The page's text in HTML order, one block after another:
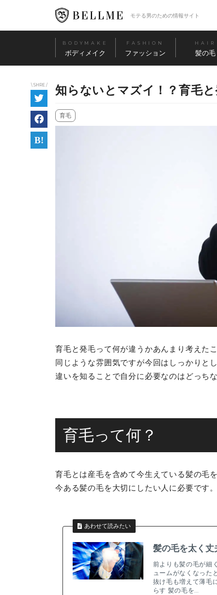
モテる男のための情報サイト
BODYMAKE
ボディメイク
FASHION
ファッション
HAIR
髪の毛
知らないとマズイ！？育毛
育毛
育毛と発毛って何が違うかあんまり考えた
同じような雰囲気ですが今回はしっかりと
違いを知ることで自分に必要なのはどっち
育毛って何？
育毛とは産毛を含めて今生えている髪の毛
今ある髪の毛を大切にしたい人に必要です
あわせて読みたい
髪の毛を太く丈
前よりも髪の毛が細
ュームがなくなった
抜け毛も増えて薄毛
らす 髪の毛を…
\ SHRE /